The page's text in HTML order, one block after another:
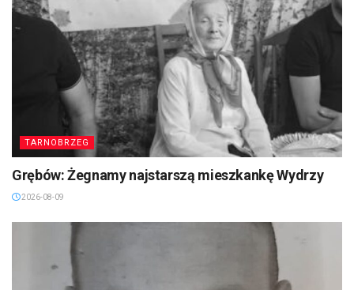
TARNOBRZEG
Grębów: Żegnamy najstarszą mieszkankę Wydrzy
2026-08-09